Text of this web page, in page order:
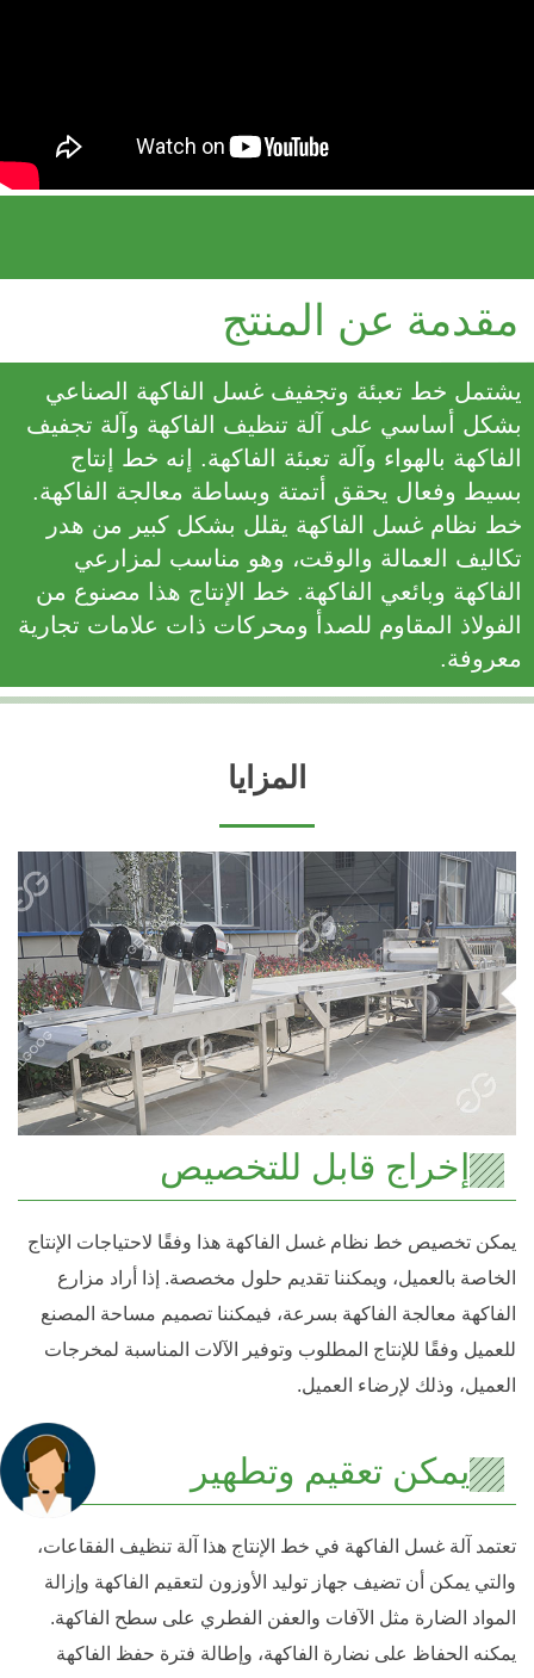
مقدمة عن المنتج
يشتمل خط تعبئة وتجفيف غسل الفاكهة الصناعي
بشكل أساسي على آلة تنظيف الفاكهة وآلة تجفيف
الفاكهة بالهواء وآلة تعبئة الفاكهة. إنه خط إنتاج
بسيط وفعال يحقق أتمتة وبساطة معالجة الفاكهة.
خط نظام غسل الفاكهة يقلل بشكل كبير من هدر
تكاليف العمالة والوقت، وهو مناسب لمزارعي
الفاكهة وبائعي الفاكهة. خط الإنتاج هذا مصنوع من
الفولاذ المقاوم للصدأ ومحركات ذات علامات تجارية
معروفة.
المزايا
إخراج قابل للتخصيص
يمكن تخصيص خط نظام غسل الفاكهة هذا وفقًا لاحتياجات الإنتاج
الخاصة بالعميل، ويمكننا تقديم حلول مخصصة. إذا أراد مزارع
الفاكهة معالجة الفاكهة بسرعة، فيمكننا تصميم مساحة المصنع
للعميل وفقًا للإنتاج المطلوب وتوفير الآلات المناسبة لمخرجات
العميل، وذلك لإرضاء العميل.
يمكن تعقيم وتطهير
تعتمد آلة غسل الفاكهة في خط الإنتاج هذا آلة تنظيف الفقاعات،
والتي يمكن أن تضيف جهاز توليد الأوزون لتعقيم الفاكهة وإزالة
المواد الضارة مثل الآفات والعفن الفطري على سطح الفاكهة.
يمكنه الحفاظ على نضارة الفاكهة، وإطالة فترة حفظ الفاكهة